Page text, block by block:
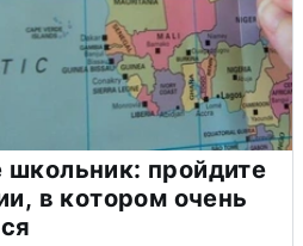
пройдите
в котором очень